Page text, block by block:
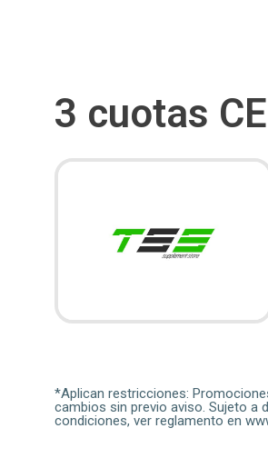
3 cuotas
*Aplican restricciones:
cambios sin previo aviso. Sujeto a
condiciones, ver reglamento en